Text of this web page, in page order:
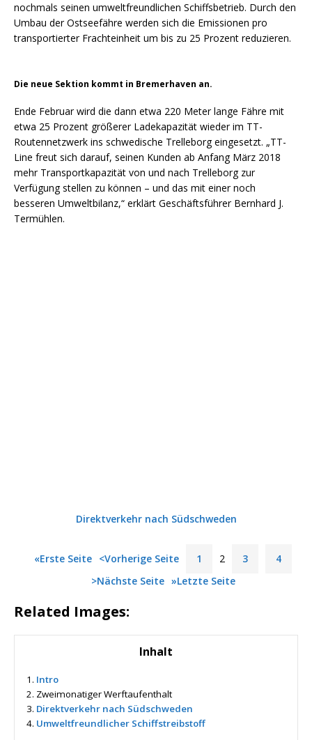
nochmals seinen umweltfreundlichen Schiffsbetrieb. Durch den
Umbau der Ostseefähre werden sich die Emissionen pro
transportierter Frachteinheit um bis zu 25 Prozent reduzieren.
Die neue Sektion kommt in Bremerhaven an.
Ende Februar wird die dann etwa 220 Meter lange Fähre mit
etwa 25 Prozent größerer Ladekapazität wieder im TT-
Routennetzwerk ins schwedische Trelleborg eingesetzt. „TT-
Line freut sich darauf, seinen Kunden ab Anfang März 2018
mehr Transportkapazität von und nach Trelleborg zur
Verfügung stellen zu können – und das mit einer noch
besseren Umweltbilanz,“ erklärt Geschäftsführer Bernhard J.
Termühlen.
Direktverkehr nach Südschweden
«Erste Seite <Vorherige Seite 1 2 3
4
>Nächste Seite »Letzte Seite
Related Images:
Inhalt
1. Intro
2. Zweimonatiger Werftaufenthalt
3. Direktverkehr nach Südschweden
4. Umweltfreundlicher Schiffstreibstoff